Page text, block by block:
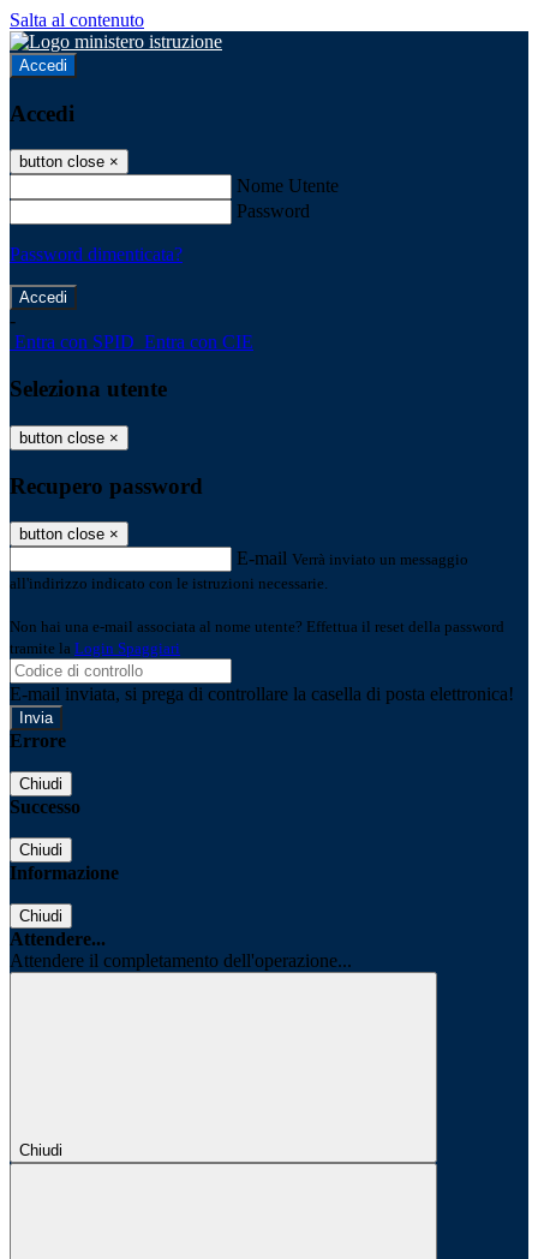
Salta al contenuto
Accedi
Accedi
button close ×
Nome Utente
Password
Password dimenticata?
-
Entra con SPID Entra con CIE
Seleziona utente
button close ×
Recupero password
button close ×
E-mail Verrà inviato un messaggio
all'indirizzo indicato con le istruzioni necessarie.
Non hai una e-mail associata al nome utente? Effettua il reset della password
tramite la Login Spaggiari
E-mail inviata, si prega di controllare la casella di posta elettronica!
Errore
Chiudi
Successo
Chiudi
Informazione
Chiudi
Attendere...
Attendere il completamento dell'operazione...
Chiudi